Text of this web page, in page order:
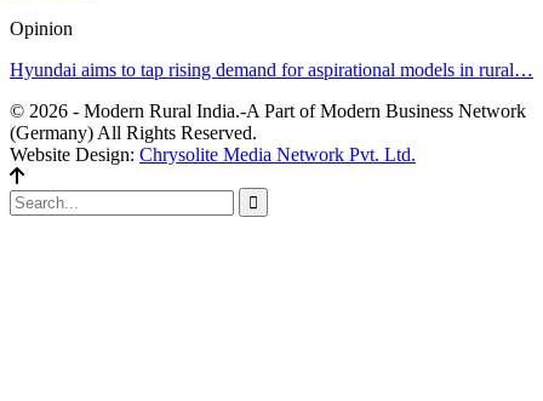
Opinion
Hyundai aims to tap rising demand for aspirational models in rural…
© 2026 - Modern Rural India.-A Part of Modern Business Network
(Germany) All Rights Reserved.
Website Design: Chrysolite Media Network Pvt. Ltd.